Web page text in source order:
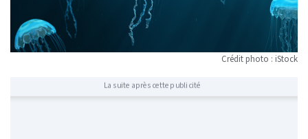
Crédit photo : iStock
La suite après cette publicité